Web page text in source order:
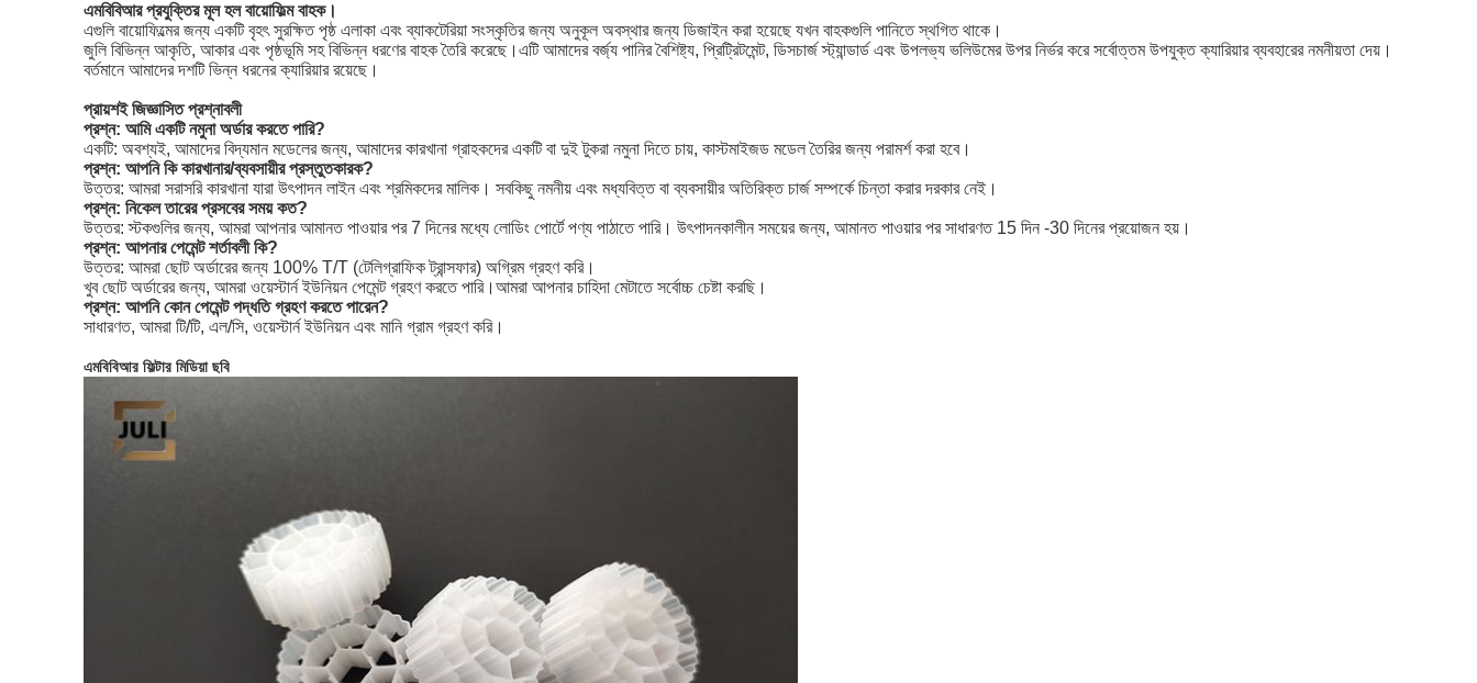
এমবিবিআর প্রযুক্তির মূল হল বায়োফিল্ম বাহক।
এগুলি বায়োফিল্মের জন্য একটি বৃহৎ সুরক্ষিত পৃষ্ঠ এলাকা এবং ব্যাকটেরিয়া সংস্কৃতির জন্য অনুকূল অবস্থার জন্য ডিজাইন করা হয়েছে যখন বাহকগুলি পানিতে স্থগিত থাকে।
জুলি বিভিন্ন আকৃতি, আকার এবং পৃষ্ঠভূমি সহ বিভিন্ন ধরণের বাহক তৈরি করেছে।এটি আমাদের বর্জ্য পানির বৈশিষ্ট্য, প্রিট্রিটমেন্ট, ডিসচার্জ স্ট্যান্ডার্ড এবং উপলভ্য ভলিউমের উপর নির্ভর করে সর্বোত্তম উপযুক্ত ক্যারিয়ার ব্যবহারের নমনীয়তা দেয়।
বর্তমানে আমাদের দশটি ভিন্ন ধরনের ক্যারিয়ার রয়েছে।
প্রায়শই জিজ্ঞাসিত প্রশ্নাবলী
প্রশ্ন: আমি একটি নমুনা অর্ডার করতে পারি?
একটি: অবশ্যই, আমাদের বিদ্যমান মডেলের জন্য, আমাদের কারখানা গ্রাহকদের একটি বা দুই টুকরা নমুনা দিতে চায়, কাস্টমাইজড মডেল তৈরির জন্য পরামর্শ করা হবে।
প্রশ্ন: আপনি কি কারখানার/ব্যবসায়ীর প্রস্তুতকারক?
উত্তর: আমরা সরাসরি কারখানা যারা উৎপাদন লাইন এবং শ্রমিকদের মালিক। সবকিছু নমনীয় এবং মধ্যবিত্ত বা ব্যবসায়ীর অতিরিক্ত চার্জ সম্পর্কে চিন্তা করার দরকার নেই।
প্রশ্ন: নিকেল তারের প্রসবের সময় কত?
উত্তর: স্টকগুলির জন্য, আমরা আপনার আমানত পাওয়ার পর 7 দিনের মধ্যে লোডিং পোর্টে পণ্য পাঠাতে পারি। উৎপাদনকালীন সময়ের জন্য, আমানত পাওয়ার পর সাধারণত 15 দিন -30 দিনের প্রয়োজন হয়।
প্রশ্ন: আপনার পেমেন্ট শর্তাবলী কি?
উত্তর: আমরা ছোট অর্ডারের জন্য 100% T/T (টেলিগ্রাফিক ট্রান্সফার) অগ্রিম গ্রহণ করি।
খুব ছোট অর্ডারের জন্য, আমরা ওয়েস্টার্ন ইউনিয়ন পেমেন্ট গ্রহণ করতে পারি।আমরা আপনার চাহিদা মেটাতে সর্বোচ্চ চেষ্টা করছি।
প্রশ্ন: আপনি কোন পেমেন্ট পদ্ধতি গ্রহণ করতে পারেন?
সাধারণত, আমরা টি/টি, এল/সি, ওয়েস্টার্ন ইউনিয়ন এবং মানি গ্রাম গ্রহণ করি।
এমবিবিআর ফিল্টার মিডিয়া ছবি